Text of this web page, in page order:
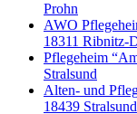
Prohn
AWO
18311 Ribnitz-
Pflegeheim
Stralsund
Alten- und
18439 Stralsund